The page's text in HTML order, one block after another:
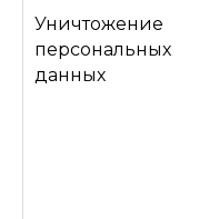
Уничтожение
персональных
данных